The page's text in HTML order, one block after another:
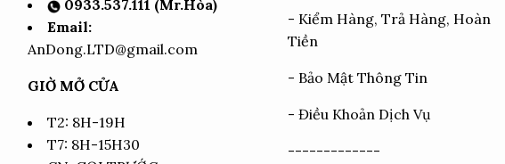
0933.537.111 (Mr.Hòa)
Email:
AnDong.LTD@gmail.com
GIỜ MỞ CỬA
T2: 8H-19H
T7: 8H-15H30
- Kiểm Hàng, Trả Hàng, Hoàn
Tiền
- Bảo Mật Thông Tin
- Điều Khoản Dịch Vụ
-------------